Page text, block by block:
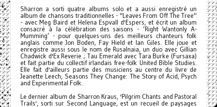
Sharron a sorti quatre albums solo et a aussi enregistré un
album de chansons traditionnelles - "Leaves From Off The Tree"
- avec Meg Baird et Helena Espvall d'Espers, et écrit un album
consacré à la célébration des saisons - ‘Right Wantonly A-
Mumming’ - pour quelques-uns des meilleurs chanteurs folk
anglais comme Jon Boden, Fay Hield et Ian Giles. Elle joue et
enregistre aussi sous le nom de Rusalnaia, un duo avec Gillian
Chadwick d'Ex Reverie ; Tau Emerald avec Tara Burke (Fursaxa)
et fait partie du collectif irlandais free-folk United Bible Studies.
Elle fait d'ailleurs partie des musiciens au centre du livre de
Jeanette Leech, Seasons They Change: The Story of Acid, Psych
and Experimental Folk.
Le dernier album de Sharron Kraus, 'Pilgrim Chants and Pastoral
Trails', sorti sur Second Language, est un recueil de paysages